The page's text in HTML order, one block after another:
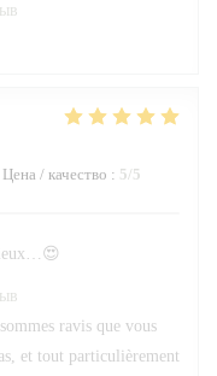
Цена / качество : 5/5
ravis que vous
et tout particulièrement